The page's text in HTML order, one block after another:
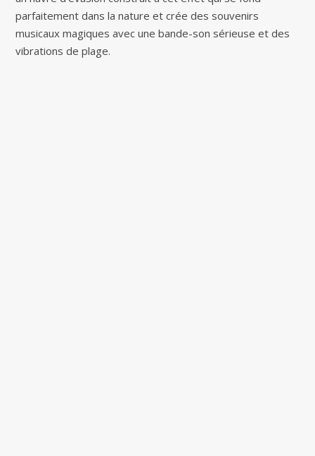
parfaitement dans la nature et crée des souvenirs
musicaux magiques avec une bande-son sérieuse et des
vibrations de plage.